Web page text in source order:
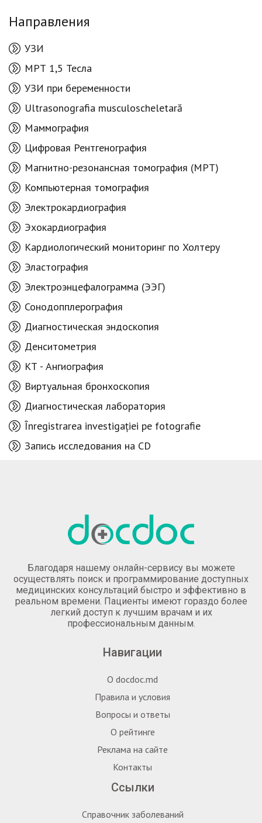
Направления
УЗИ
МРТ 1,5 Тесла
УЗИ при беременности
Ultrasonografia musculoscheletară
Маммография
Цифровая Рентгенография
Магнитно-резонансная томография (МРТ)
Компьютерная томография
Электрокардиография
Эхокардиография
Кардиологический мониторинг по Холтеру
Эластография
Электроэнцефалограмма (ЭЭГ)
Сонодопплерография
Диагностическая эндоскопия
Денситометрия
КТ - Aнгиография
Виртуальная бронхоскопия
Диагностическая лаборатория
Înregistrarea investigației pe fotografie
Запись исследования на CD
Благодаря нашему онлайн-сервису вы можете
осуществлять поиск и программирование доступных
медицинских консультаций быстро и эффективно в
реальном времени. Пациенты имеют гораздо более
легкий доступ к лучшим врачам и их
профессиональным данным.
Навигации
О docdoc.md
Правила и условия
Вопросы и ответы
О рейтинге
Реклама на сайте
Контакты
Ссылки
Справочник заболеваний